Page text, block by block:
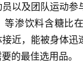
以及团队运动参
等渗饮料含糖比
近，能被身体迅
的最佳选用品。